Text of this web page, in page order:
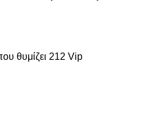
θυμίζει 212 Vip